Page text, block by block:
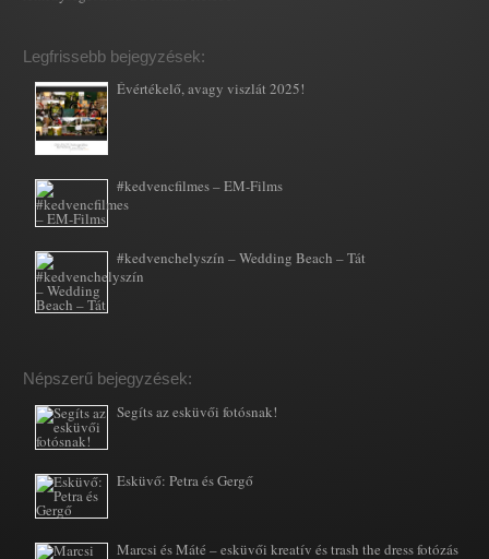
Legfrissebb bejegyzések:
Évértékelő, avagy viszlát 2025!
#kedvencfilmes – EM-Films
#kedvenchelyszín – Wedding Beach – Tát
Népszerű bejegyzések:
Segíts az esküvői fotósnak!
Esküvő: Petra és Gergő
Marcsi és Máté – esküvői kreatív és trash the dress fotózás